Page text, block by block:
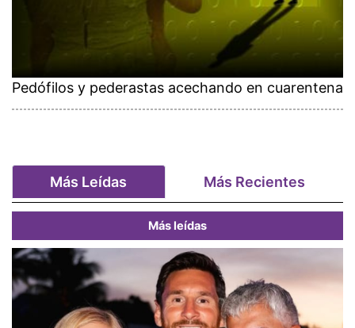
Pedófilos y pederastas acechando en cuarentena
Más Leídas Más Recientes
Más leídas